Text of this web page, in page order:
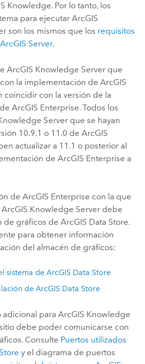
Knowledge. Por lo tanto, los
para ejecutar ArcGIS
son los mismos que los requisitos
ArcGIS Server.
ArcGIS Knowledge Serverque
la implementación de ArcGIS
coincidir con la versión de la
ArcGIS Enterprise. Todos los
Serverque se hayan
10.9.1 o 11.0 de ArcGIS
actualizar a 11.1 o posterior al
de ArcGIS Enterprise a
de ArcGIS Enterprise con la que
ArcGIS Knowledge Serverdebe
de gráficos de ArcGIS Data Store.
para obtener información
del almacén de gráficos:
sistema deArcGIS Data Store
deArcGIS Data Store
adicional para ArcGIS Knowledge
debe poder comunicarse con
Consulte Puertos utilizados
y el diagrama de puertos